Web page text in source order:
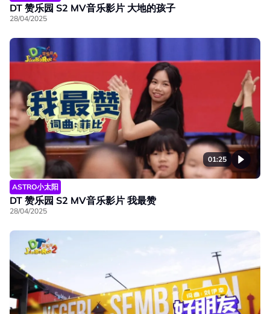
DT 赞乐园 S2 MV音乐影片 大地的孩子
28/04/2025
01:25
ASTRO小太阳
DT 赞乐园 S2 MV音乐影片 我最赞
28/04/2025